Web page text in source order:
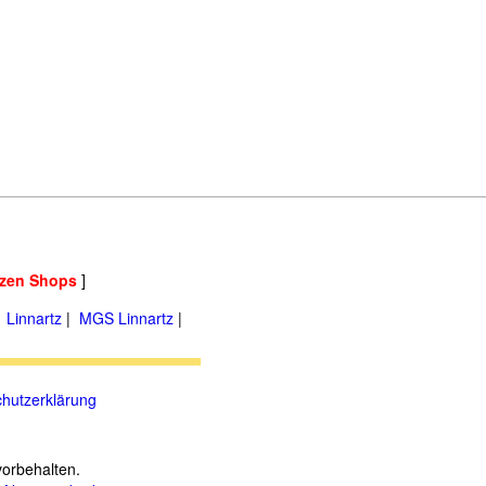
Shops ]
Linnartz| MGS Linnartz|